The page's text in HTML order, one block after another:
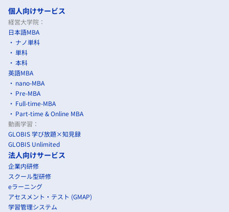
個人向けサービス
経営大学院：
日本語MBA
ナノ単科
単科
本科
英語MBA
nano-MBA
Pre-MBA
Full-time-MBA
Part-time & Online MBA
動画学習：
GLOBIS 学び放題×知見録
GLOBIS Unlimited
法人向けサービス
企業内研修
スクール型研修
eラーニング
アセスメント・テスト (GMAP)
学習管理システム